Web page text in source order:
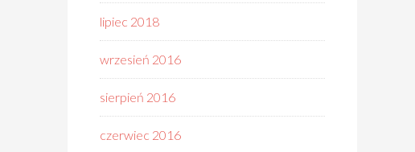
lipiec 2018
wrzesień 2016
sierpień 2016
czerwiec 2016